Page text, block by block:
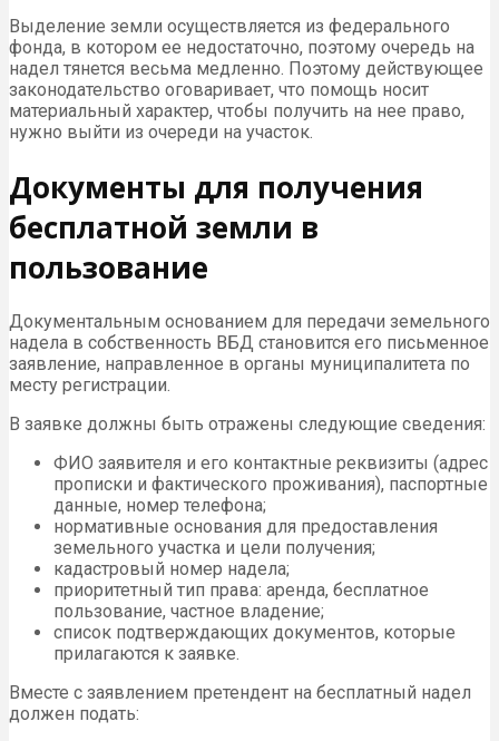
Выделение земли осуществляется из федерального
фонда, в котором ее недостаточно, поэтому очередь на
надел тянется весьма медленно. Поэтому действующее
законодательство оговаривает, что помощь носит
материальный характер, чтобы получить на нее право,
нужно выйти из очереди на участок.
Документы для получения
бесплатной земли в
пользование
Документальным основанием для передачи земельного
надела в собственность ВБД становится его письменное
заявление, направленное в органы муниципалитета по
месту регистрации.
В заявке должны быть отражены следующие сведения:
ФИО заявителя и его контактные реквизиты (адрес
прописки и фактического проживания), паспортные
данные, номер телефона;
нормативные основания для предоставления
земельного участка и цели получения;
кадастровый номер надела;
приоритетный тип права: аренда, бесплатное
пользование, частное владение;
список подтверждающих документов, которые
прилагаются к заявке.
Вместе с заявлением претендент на бесплатный надел
должен подать: